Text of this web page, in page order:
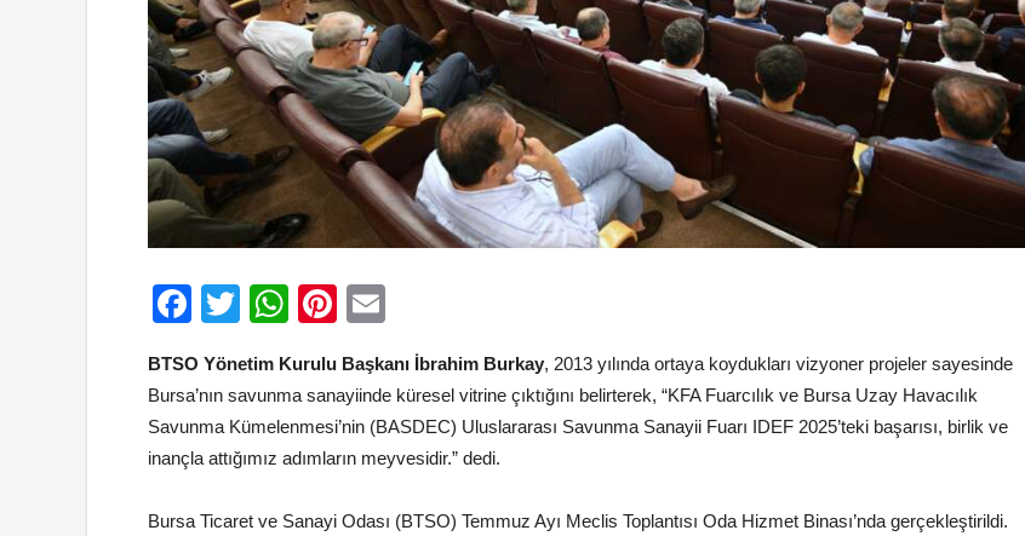
Facebook
TwitterWhatsApp
Pinterest
BTSO Yönetim Kurulu Başkanı İbrahim Burkay, 2013 yılında ortaya koydukları vizyoner projeler sayesinde
Bursa’nın savunma sanayiinde küresel vitrine çıktığını belirterek, “KFA Fuarcılık ve Bursa Uzay Havacılık
Savunma Kümelenmesi’nin (BASDEC) Uluslararası Savunma Sanayii Fuarı IDEF 2025’teki başarısı, birlik ve
inançla attığımız adımların meyvesidir.” dedi.
Bursa Ticaret ve Sanayi Odası (BTSO) Temmuz Ayı Meclis Toplantısı Oda Hizmet Binası’nda gerçekleştirildi.